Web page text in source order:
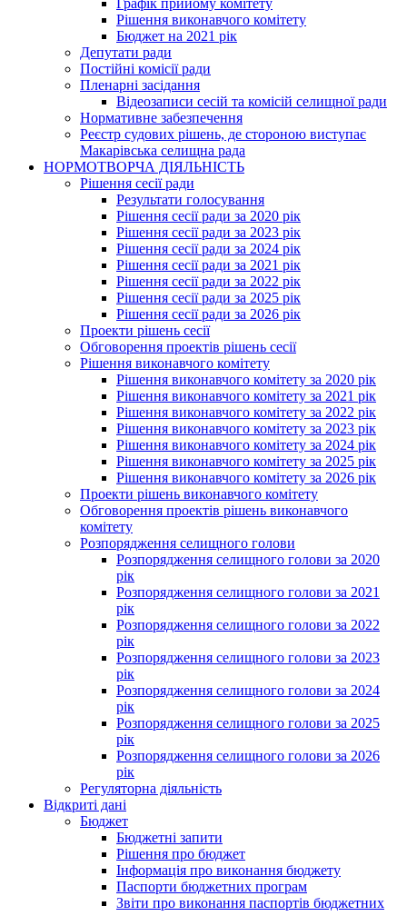
Графік прийому комітету
Рішення виконавчого комітету
Бюджет на 2021 рік
Депутати ради
Постійні комісії ради
Пленарні засідання
Відеозаписи сесій та комісій селищної ради
Нормативне забезпечення
Реєстр судових рішень, де стороною виступає
Макарівська селищна рада
НОРМОТВОРЧА ДІЯЛЬНІСТЬ
Рішення сесії ради
Результати голосування
Рішення сесії ради за 2020 рік
Рішення сесії ради за 2023 рік
Рішення сесії ради за 2024 рік
Рішення сесії ради за 2021 рік
Рішення сесії ради за 2022 рік
Рішення сесії ради за 2025 рік
Рішення сесії ради за 2026 рік
Проекти рішень сесії
Обговорення проектів рішень сесії
Рішення виконавчого комітету
Рішення виконавчого комітету за 2020 рік
Рішення виконавчого комітету за 2021 рік
Рішення виконавчого комітету за 2022 рік
Рішення виконавчого комітету за 2023 рік
Рішення виконавчого комітету за 2024 рік
Рішення виконавчого комітету за 2025 рік
Рішення виконавчого комітету за 2026 рік
Проекти рішень виконавчого комітету
Обговорення проектів рішень виконавчого
комітету
Розпорядження селищного голови
Розпорядження селищного голови за 2020
рік
Розпорядження селищного голови за 2021
рік
Розпорядження селищного голови за 2022
рік
Розпорядження селищного голови за 2023
рік
Розпорядження селищного голови за 2024
рік
Розпорядження селищного голови за 2025
рік
Розпорядження селищного голови за 2026
рік
Регуляторна діяльність
Відкриті дані
Бюджет
Бюджетні запити
Рішення про бюджет
Інформація про виконання бюджету
Паспорти бюджетних програм
Звіти про виконання паспортів бюджетних